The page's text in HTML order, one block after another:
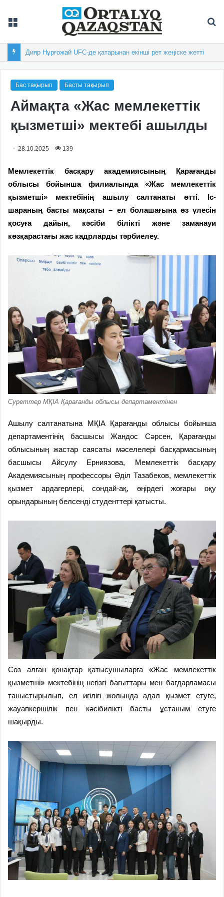
Дияр Нұрғожай UFC-де қатарынан екінші рет жеңіске жетті
Бас тақырып Басты тақырып
Аймақта «Жас мемлекеттік
қызметші» мектебі ашылды
28.10.2025 139
Мемлекеттік басқару академиясының Қарағанды
облысы бойынша филиалында «Жас мемлекеттік
қызметші» мектебінің ашылу салтанаты өтті. Іс-
шараның басты мақсаты – ел болашағына өз үлесін
қосуға дайын, кәсіби білікті және заманауи
көзқарастағы жас кадрларды тәрбиелеу.
Суреттер МҚІА Қарағанды облысы департаментінен
Ашылу салтанатына МҚІА Қарағанды облысы бойынша
департаментінің басшысы Жандос Сәрсен, Қарағанды
облысының жастар саясаты мәселелері басқармасының
басшысы Айсулу Ерниязова, Мемлекеттік басқару
Академиясының профессоры Әділ Тазабеков, мемлекеттік
қызмет ардагерлері, сондай-ақ, өңірдегі жоғары оқу
орындарының белсенді студенттері қатысты.
Сөз алған қонақтар қатысушыларға «Жас мемлекеттік
қызметші» мектебінің негізгі бағыттары мен бағдарламасы
таныстырылып, ел игілігі жолында адал қызмет етуге,
жауапкершілік пен кәсібилікті басты ұстаным етуге
шақырды.